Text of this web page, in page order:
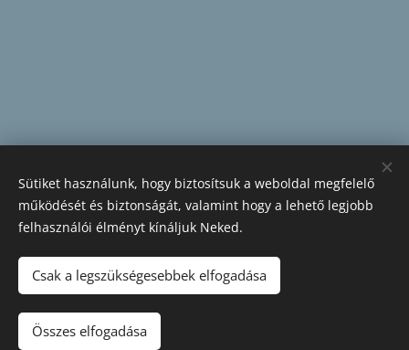
Sütiket használunk, hogy biztosítsuk a weboldal megfelelő
működését és biztonságát, valamint hogy a lehető legjobb
felhasználói élményt kínáljuk Neked.
Csak a legszükségesebbek elfogadása
Összes elfogadása